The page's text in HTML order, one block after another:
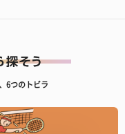
6つのトビラ